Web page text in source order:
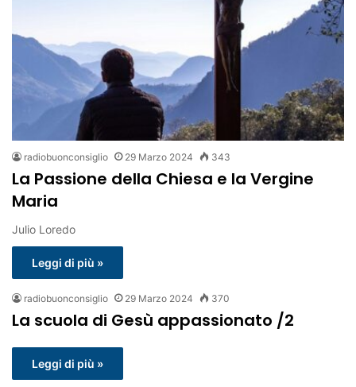
radiobuonconsiglio 29 Marzo 2024 343
La Passione della Chiesa e la Vergine
Maria
Julio Loredo
Leggi di più »
radiobuonconsiglio 29 Marzo 2024 370
La scuola di Gesù appassionato /2
Leggi di più »